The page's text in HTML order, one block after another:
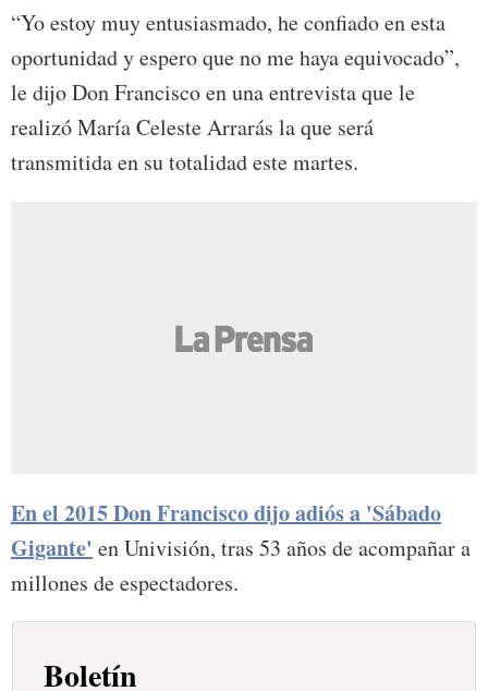
“Yo estoy muy entusiasmado, he confiado en esta
oportunidad y espero que no me haya equivocado”,
le dijo Don Francisco en una entrevista que le
realizó María Celeste Arrarás la que será
transmitida en su totalidad este martes.
En el 2015 Don Francisco dijo adiós a 'Sábado
Gigante' en Univisión, tras 53 años de acompañar a
millones de espectadores.
Boletín